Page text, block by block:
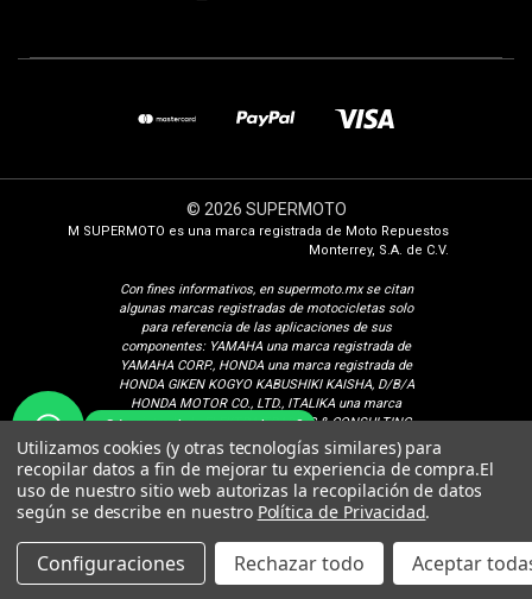
¿Cómo podemos ayudarte?
© 2026 SUPERMOTO
M SUPERMOTO es una marca registrada de Moto Repuestos
Monterrey, S.A. de C.V.
Con fines informativos, en supermoto.mx se citan
algunas marcas registradas de motocicletas solo
para referencia de las aplicaciones de sus
componentes: YAMAHA una marca registrada de
YAMAHA CORP., HONDA una marca registrada de
HONDA GIKEN KOGYO KABUSHIKI KAISHA, D/B/A
HONDA MOTOR CO., LTD., ITALIKA una marca
registrada de ELEKTRA TRADING & CONSULTING
GROUP, S.A. DE C.V., SUZUKI una marca registrada
de SUZUKI MOTOR CORPORATION, VENTO una
marca registrada de Isaac Calderon Birch, KURAZAI
una marca registrada de Grupo Famsa S.A.B. de C.V.,
DINAMO una marca registrada de CONSORCIO
de Veloci Motors S.A. de C.V. BAJAJ una marca
registrada de BAJAJ AUTO LIMITED, TVS una marca
Utilizamos cookies (y otras tecnologías similares) para
recopilar datos a fin de mejorar tu experiencia de compra.El
uso de nuestro sitio web autorizas la recopilación de datos
según se describe en nuestro Política de Privacidad.
Configuraciones Rechazar todo Aceptar